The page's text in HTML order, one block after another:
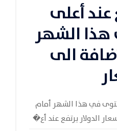
عند أعلى
الشهر
الى
في هذا الشهر أمام
الدولار يرتفع عند أع�